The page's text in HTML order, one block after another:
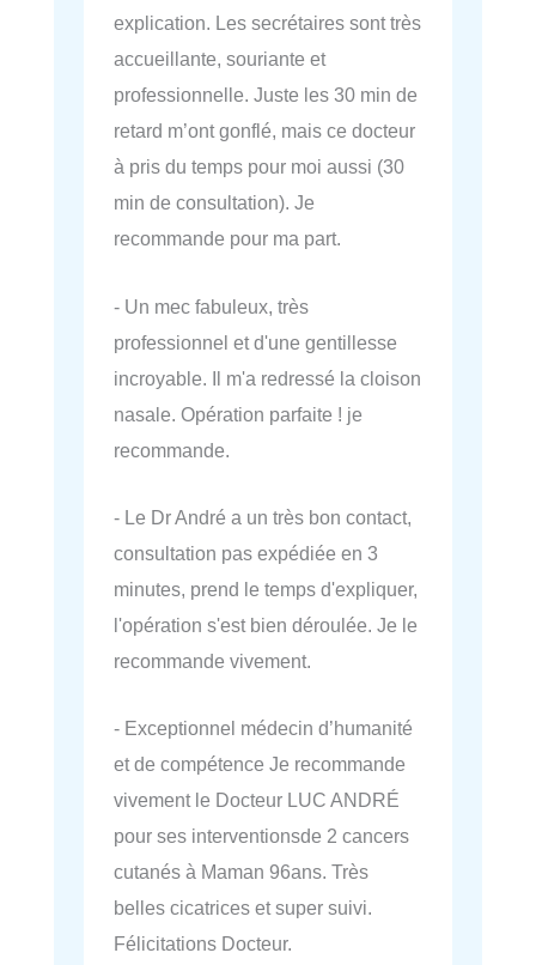
explication. Les secrétaires sont très
accueillante, souriante et
professionnelle. Juste les 30 min de
retard m’ont gonflé, mais ce docteur
à pris du temps pour moi aussi (30
min de consultation). Je
recommande pour ma part.
- Un mec fabuleux, très
professionnel et d'une gentillesse
incroyable. Il m'a redressé la cloison
nasale. Opération parfaite ! je
recommande.
- Le Dr André a un très bon contact,
consultation pas expédiée en 3
minutes, prend le temps d'expliquer,
l'opération s'est bien déroulée. Je le
recommande vivement.
- Exceptionnel médecin d’humanité
et de compétence Je recommande
vivement le Docteur LUC ANDRÉ
pour ses interventionsde 2 cancers
cutanés à Maman 96ans. Très
belles cicatrices et super suivi.
Félicitations Docteur.